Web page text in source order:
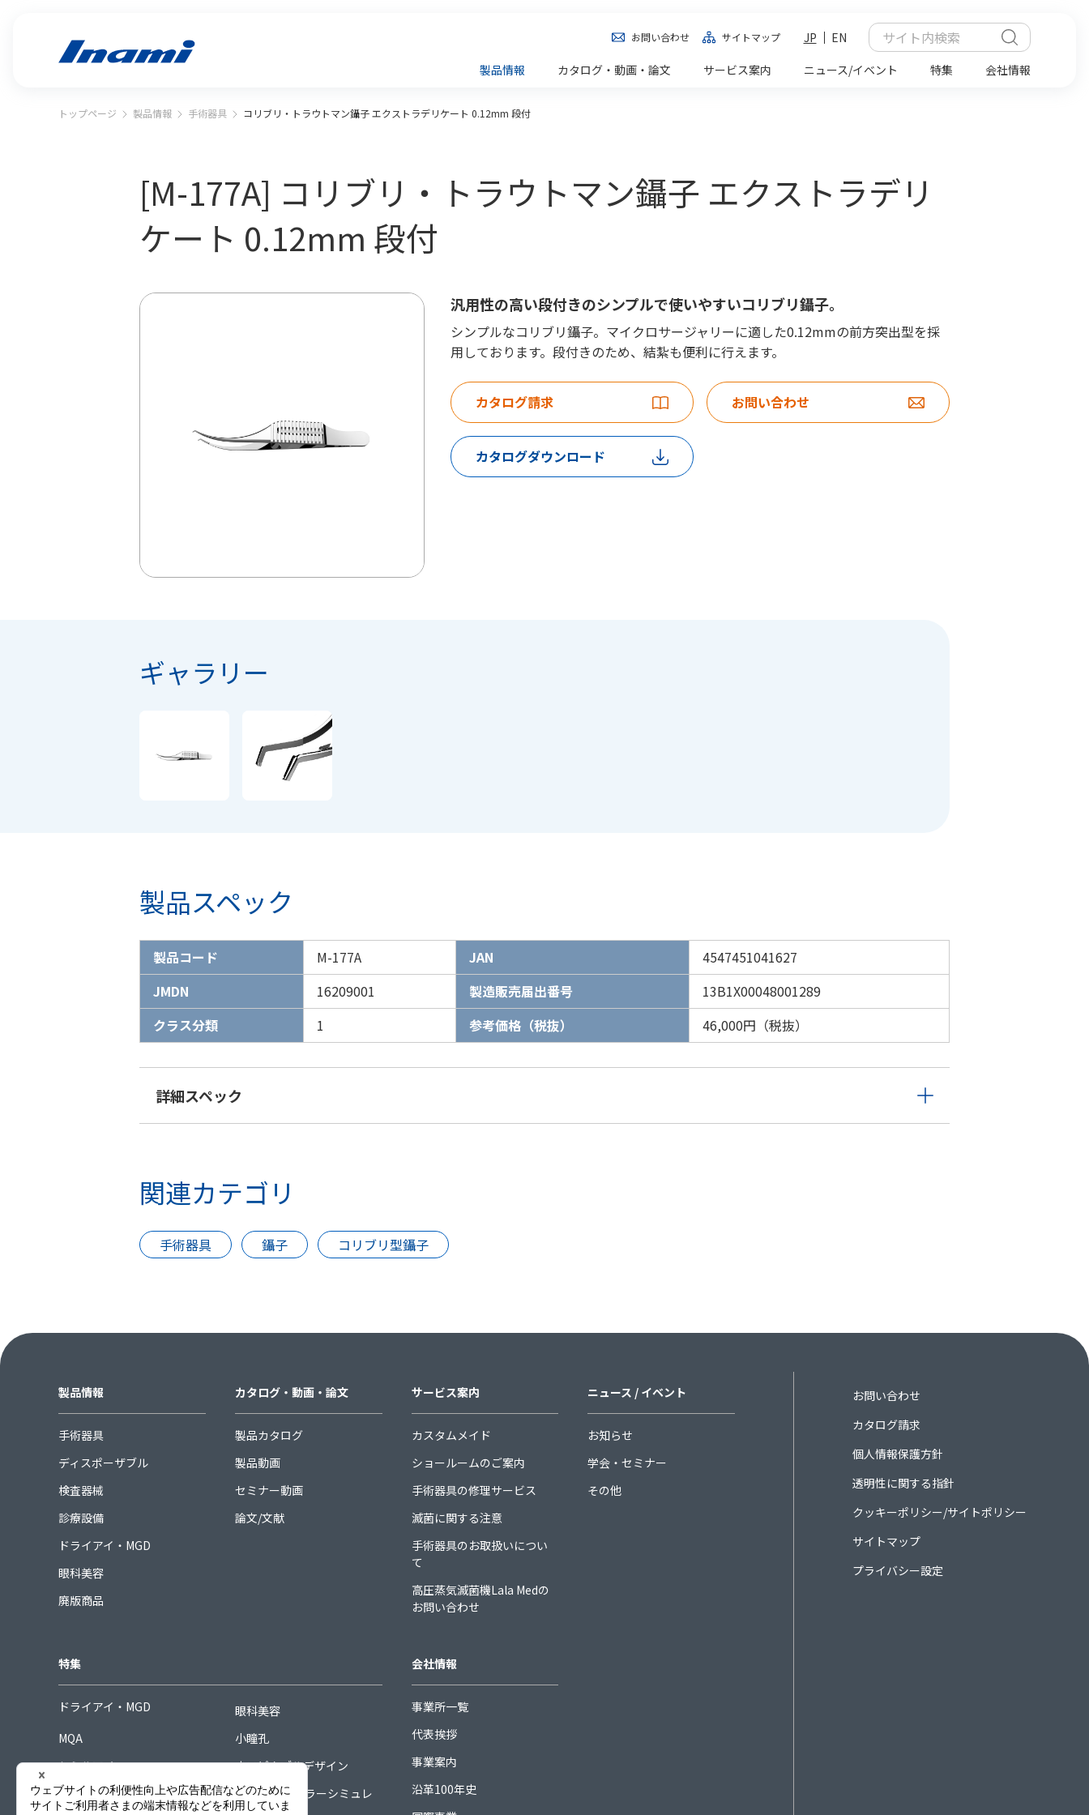
お問い合わせ サイトマップ JP
EN
製品情報
カタログ・動画・論文 サービス案内 ニュース/イベント 特集 会社情報
トップページ 製品情報 手術器具 コリブリ・トラウトマン鑷子 エクストラデリケート 0.12mm 段付
[M-177A] コリブリ・トラウトマン鑷子 エクストラデリ
ケート 0.12mm 段付
汎用性の高い段付きのシンプルで使いやすいコリブリ鑷子。
シンプルなコリブリ鑷子。マイクロサージャリーに適した0.12mmの前方突出型を採
用しております。段付きのため、結紮も便利に行えます。
カタログ請求 お問い合わせ
カタログダウンロード
ギャラリー
製品スペック
製品コード M-177A JAN
4547451041627
JMDN
16209001 製造販売届出番号
13B1X00048001289
クラス分類
1 参考価格（税抜） 46,000円（税抜）
詳細スペック
関連カテゴリ
手術器具 鑷子 コリブリ型鑷子
製品情報
手術器具
ディスポーザブル
検査器械
診療設備
ドライアイ・MGD
眼科美容
廃版商品
カタログ・動画・論文
製品カタログ
製品動画
セミナー動画
論文/文献
サービス案内
カスタムメイド
ショールームのご案内
手術器具の修理サービス
滅菌に関する注意
手術器具のお取扱いについ
て
高圧蒸気滅菌機Lala Medの
お問い合わせ
ニュース / イベント
お知らせ
学会・セミナー
その他
特集
ドライアイ・MGD
眼科美容
MQA
小瞳孔
シミルアイ
ホスピタブルデザイン
シグネチャーコレクション
COORDINAカラーシミュレ
ーター
会社情報
事業所一覧
代表挨拶
事業案内
沿革100年史
お問い合わせ
カタログ請求
個人情報保護方針
透明性に関する指針
クッキーポリシー/サイトポリシー
サイトマップ
プライバシー設定